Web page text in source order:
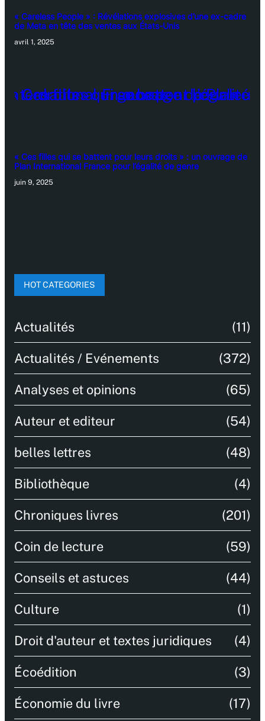
« Careless People » : Révélations explosives d’une ex-cadre
de Meta en tête des ventes aux États-Unis
avril 1, 2025
« Ces filles qui se battent pour leurs droits » : un ouvrage de
Plan International France pour l’égalité de genre
juin 9, 2025
HOT CATEGORIES
Actualités (11)
Actualités / Evénements (372)
Analyses et opinions (65)
Auteur et editeur (54)
belles lettres (48)
Bibliothèque (4)
Chroniques livres (201)
Coin de lecture (59)
Conseils et astuces (44)
Culture (1)
Droit d'auteur et textes juridiques (4)
Écoédition (3)
Économie du livre (17)